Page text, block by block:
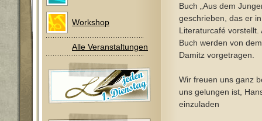
Workshop
Alle Veranstaltungen
Buch „Aus dem
geschrieben, das er
Literaturcafé
Buch werden von
Damitz vorgetragen.
Wir freuen uns ganz
uns gelungen ist,
einzuladen